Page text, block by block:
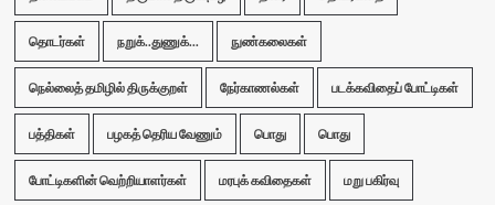
தொடர்கள் நறுக்..துணுக்... நுண்கலைகள்
நெல்லைத் தமிழில் திருக்குறள் நேர்காணல்கள் படக்கவிதைப் போட்டிகள்
பத்திகள் பழகத் தெரிய வேணும் பொது பொது
போட்டிகளின் வெற்றியாளர்கள் மரபுக் கவிதைகள் மறு பகிர்வு